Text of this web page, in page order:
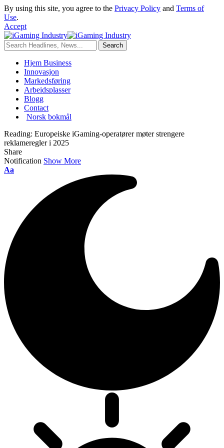
By using this site, you agree to the Privacy Policy and Terms of
Use.
Accept
Hjem Business
Innovasjon
Markedsføring
Arbeidsplasser
Blogg
Contact
Norsk bokmål
Reading: Europeiske iGaming-operatører møter strengere
reklameregler i 2025
Share
Notification Show More
Aa